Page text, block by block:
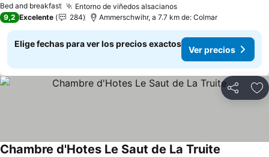
Bed and breakfast Entorno de viñedos alsacianos
9,2 Excelente 284 Ammerschwihr, a 7.7 km de: Colmar
Elige fechas para ver los precios exactos
Ver precios
Compartir
Chambre d'Hotes Le Saut de La Truite